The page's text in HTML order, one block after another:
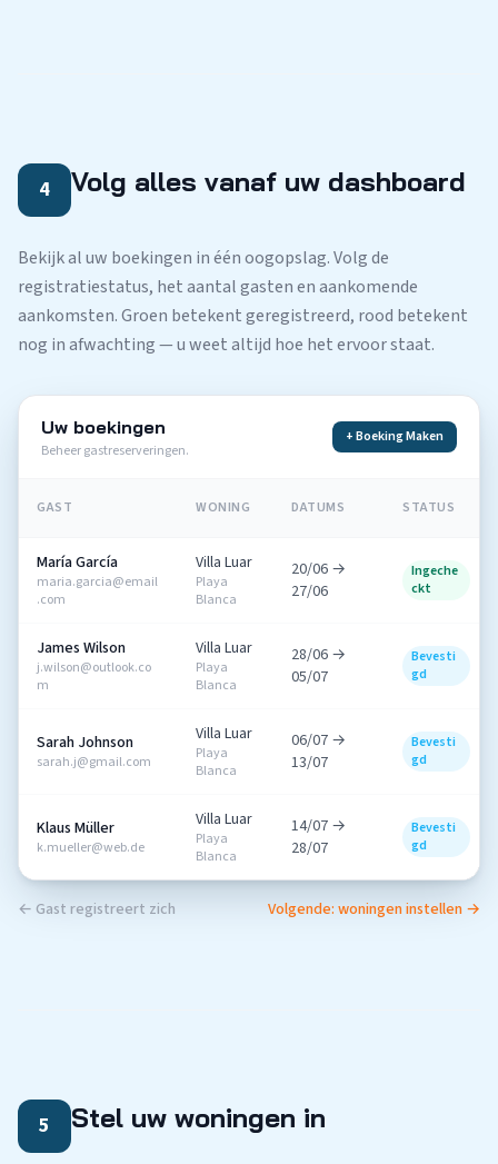
4 Volg alles vanaf uw dashboard
Bekijk al uw boekingen in één oogopslag. Volg de
registratiestatus, het aantal gasten en aankomende
aankomsten. Groen betekent geregistreerd, rood betekent
nog in afwachting — u weet altijd hoe het ervoor staat.
Uw boekingen
Beheer gastreserveringen.
+ Boeking Maken
GAST WONING DATUMS STATUS
María García
maria.garcia@email
.com
Villa Luar
Playa
Blanca
20/06 →
27/06
Ingeche
ckt
James Wilson
j.wilson@outlook.co
m
Villa Luar
Playa
Blanca
28/06 →
05/07
Bevesti
gd
Sarah Johnson
sarah.j@gmail.com
Villa Luar
Playa
Blanca
06/07 →
13/07
Bevesti
gd
Klaus Müller
k.mueller@web.de
Villa Luar
Playa
Blanca
14/07 →
28/07
Bevesti
gd
← Gast registreert zich Volgende: woningen instellen →
5 Stel uw woningen in